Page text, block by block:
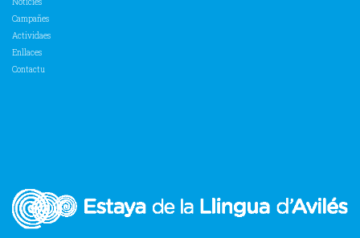
Campañes
Actividaes
Enllaces
Contactu